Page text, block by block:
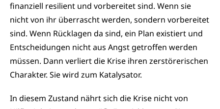
finanziell resilient und vorbereitet sind. Wenn sie
nicht von ihr überrascht werden, sondern vorbereitet
sind. Wenn Rücklagen da sind, ein Plan existiert und
Entscheidungen nicht aus Angst getroffen werden
müssen. Dann verliert die Krise ihren zerstörerischen
Charakter. Sie wird zum Katalysator.
In diesem Zustand nährt sich die Krise nicht von